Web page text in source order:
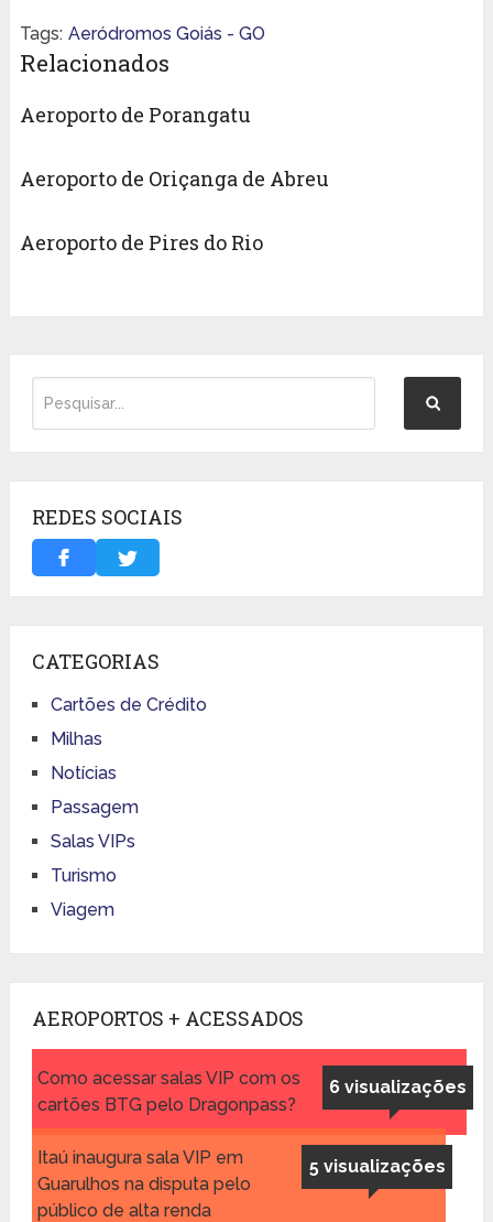
Tags: Aeródromos Goiás - GO
Relacionados
Aeroporto de Porangatu
Aeroporto de Oriçanga de Abreu
Aeroporto de Pires do Rio
REDES SOCIAIS
CATEGORIAS
Cartões de Crédito
Milhas
Notícias
Passagem
Salas VIPs
Turismo
Viagem
AEROPORTOS + ACESSADOS
6 visualizações
Como acessar salas VIP com os
cartões BTG pelo Dragonpass?
5 visualizações
Itaú inaugura sala VIP em
Guarulhos na disputa pelo
público de alta renda